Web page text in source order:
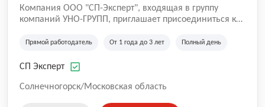
Компания ООО "СП-Эксперт", входящая в группу
компаний УНО-ГРУПП, приглашает присоединиться к
работаем на рынке с 2005 года и оказываем комплекс
зданий из гибридных модульных блоков свободной
гибридно-модульного строительства.
Прямой работодатель От 1 года до 3 лет Полный день
СП Эксперт
Солнечногорск/Московская область